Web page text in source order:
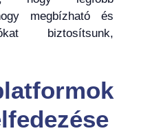
megbízható és
biztosítsunk,